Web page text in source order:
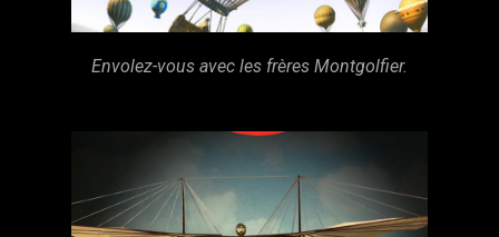
Envolez-vous avec les frères Montgolfier.